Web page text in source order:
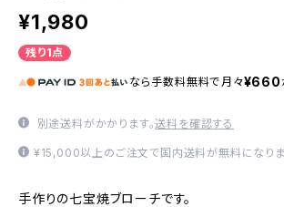
¥1,980
残り1点
なら 手数料無料で 月々¥660
別途送料がかかります。送料を確認する
¥15,000以上のご注文で国内送料が無料になりま
手作りの七宝焼ブローチです。